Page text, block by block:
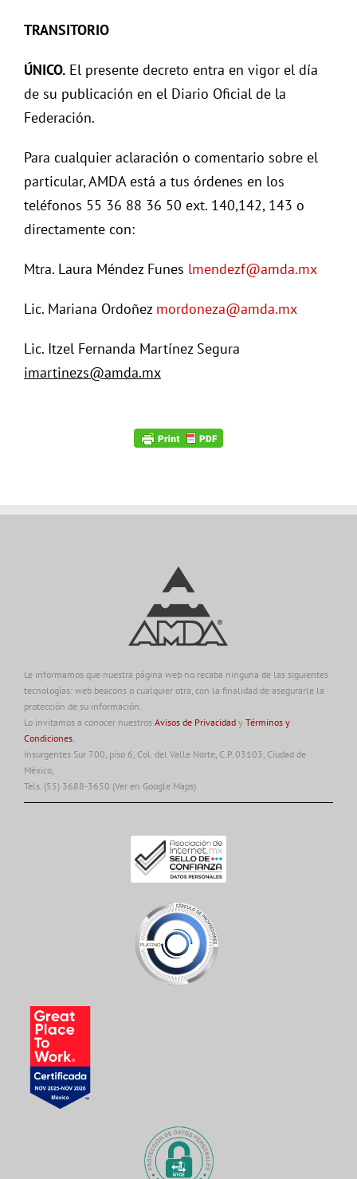
TRANSITORIO
ÚNICO. El presente decreto entra en vigor el día
de su publicación en el Diario Oficial de la
Federación.
Para cualquier aclaración o comentario sobre el
particular, AMDA está a tus órdenes en los
teléfonos 55 36 88 36 50 ext. 140,142, 143 o
directamente con:
Mtra. Laura Méndez Funes lmendezf@amda.mx
Lic. Mariana Ordoñez mordoneza@amda.mx
Lic. Itzel Fernanda Martínez Segura
imartinezs@amda.mx
Le informamos que nuestra página web no recaba ninguna de las siguientes
tecnologías: web beacons o cualquier otra, con la finalidad de asegurarle la
protección de su información.
Lo invitamos a conocer nuestros Avisos de Privacidad y Términos y
Condiciones.
Insurgentes Sur 700, piso 6, Col. del Valle Norte, C.P. 03103, Ciudad de
México,
Tels. (55) 3688-3650 (Ver en Google Maps)